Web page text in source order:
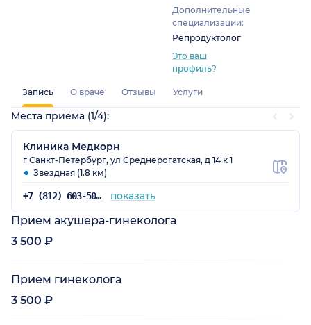
Дополнительные
специализации:
Репродуктолог
Это ваш
профиль?
Запись О враче Отзывы Услуги
Места приёма (1/4):
Клиника Медкорн
г Санкт-Петербург, ул Среднерогатская, д 14 к 1
Звездная (1.8 км)
+7 (812) 603-50-11 показать
Прием акушера-гинеколога
3 500 ₽
Прием гинеколога
3 500 ₽